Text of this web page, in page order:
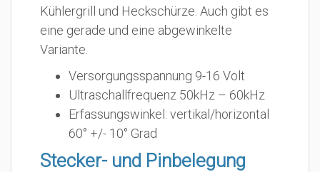
Kühlergrill und Heckschürze. Auch gibt es
eine gerade und eine abgewinkelte
Variante.
Versorgungsspannung 9-16 Volt
Ultraschallfrequenz 50kHz – 60kHz
Erfassungswinkel: vertikal/horizontal
60° +/- 10° Grad
Stecker- und Pinbelegung